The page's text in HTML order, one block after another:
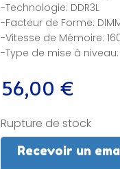
-Technologie: DDR3L
-Facteur de Forme:
-Vitesse de Mémoire:
-Type de mise à
56,00 €
Rupture de stock
Recevoir un